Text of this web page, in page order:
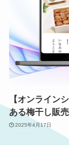
会社概要
弊社が選ば
サービス紹
制作実績
ブログ
お問い合わ
プライバシ
【オンライン
ある梅干し販
2025年4月17日